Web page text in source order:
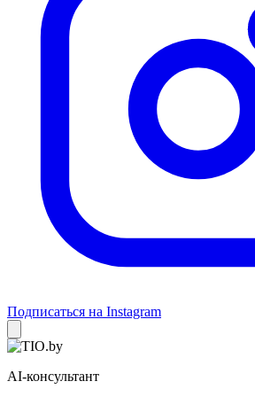
Подписаться на Instagram
AI-консультант